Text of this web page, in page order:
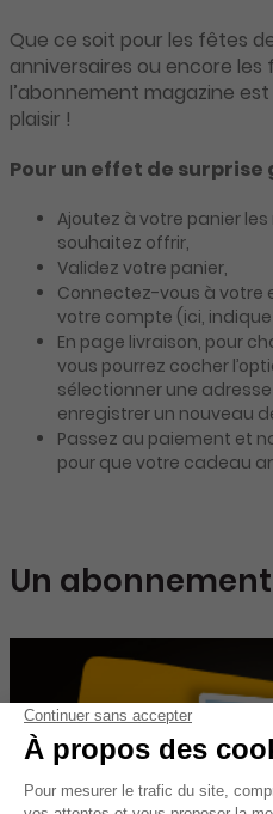
Que ce soit pour les fêtes
anniversaires ou encore
l’abonnement magazine
plaisir !
Pour un effet de
Ajoutez à votre panier
souhaitez offrir,
Validez votre panier,
Connectez-vous à votre
votre compte (ici,
En page livraison, pour
vous pourrez cocher
sélectionner une
enregistrer un nouveau
Passez au paiement et
pour que votre cadeau
Un